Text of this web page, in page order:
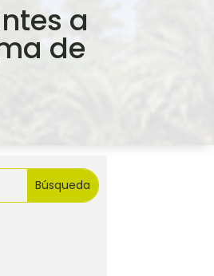
a
de